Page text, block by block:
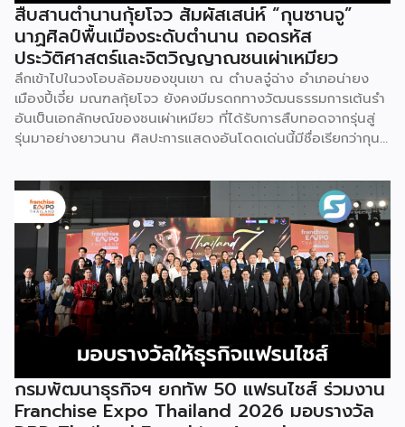
สืบสานตำนานกุ้ยโจว สัมผัสเสน่ห์ “กุนซานจู”
นาฏศิลป์พื้นเมืองระดับตำนาน ถอดรหัส
ประวัติศาสตร์และจิตวิญญาณชนเผ่าเหมียว
ลึกเข้าไปในวงโอบล้อมของขุนเขา ณ ตำบลจู๋ฉ่าง อำเภอน่ายง
เมืองปี้เจี๋ย มณฑลกุ้ยโจว ยังคงมีมรดกทางวัฒนธรรมการเต้นรำ
อันเป็นเอกลักษณ์ของชนเผ่าเหมียว ที่ได้รับการสืบทอดจากรุ่นสู่
รุ่นมาอย่างยาวนาน ศิลปะการแสดงอันโดดเด่นนี้มีชื่อเรียกว่ากุน
โจว” ซึ่งทรงคุณค่าเป็นยิ่งกว่าการแสดง เพราะทำหน้าที่จดบันทึก
ประวัติศาสตร์การอพยพย้ายถิ่นฐาน สะท้อนภูมิปัญญาทาง
วัฒนธรรมอันรุ่มรวย และตอกย้ำจิตวิญญาณอันแข็งแกร่งของ
ชนเผ่าเหมียวไว้ได้อย่างงดงาม ตำนานเล่าว่า ยามอพยพย้าย
ถิ่นฐานในอดีตกาล เส้นทางของชาวเหมียวต้องเผชิญกับเทือกเขา
สูงชันและพงหนามรกร้าง เพื่อเปิดทางให้เพื่อนพ้องเดินทางผ่าน
พงไพร เหล่าผู้กล้าหาญจึงใช้ร่างกายของตนกลิ้งทับพงหนาม
อย่างไม่เกรงกลัวเพื่อถางทางให้คนในเผ่า ด้วยเหตุนี้ คนรุ่นหลังจึง
ได้จำลองท่วงท่าการกลิ้งตัวดังกล่าวมาต่อยอดและรังสรรค์เป็น
ระบำลู่เซิงอันเป็นเอกลักษณ์ เพื่อรำลึกถึงความกล้าหาญและหยาด
เหงื่อแรงกายของบรรพบุรุษ โดยทุกท่วงท่าการกลิ้งตัวคือการ
คารวะต่อบรรพชน และทุกการกระโดดสะท้อนถึงจิตวิญญาณอัน
แรงกล้าของชนเผ่าเหมียว กุนซานจูถือเป็นหนึ่งในศิลปะการ
กรมพัฒนาธุรกิจฯ ยกทัพ 50 แฟรนไชส์ ร่วมงาน
Franchise Expo Thailand 2026 มอบรางวัล